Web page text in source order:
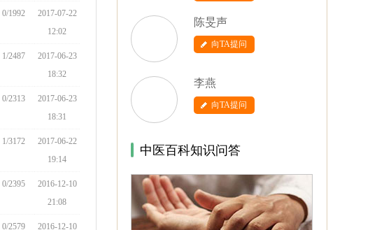
0/1992
2017-07-22
12:02
1/2487
2017-06-23
18:32
0/2313
2017-06-23
18:31
1/3172
2017-06-22
19:14
0/2395
2016-12-10
21:08
0/2579
2016-12-10
陈旻声
向TA提问
李燕
向TA提问
中医百科知识问答